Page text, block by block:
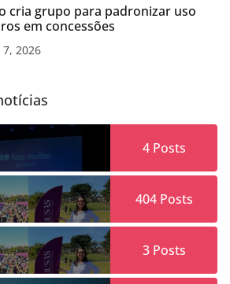
cria grupo para padronizar uso
em concessões
2026
4Posts
404Posts
3Posts